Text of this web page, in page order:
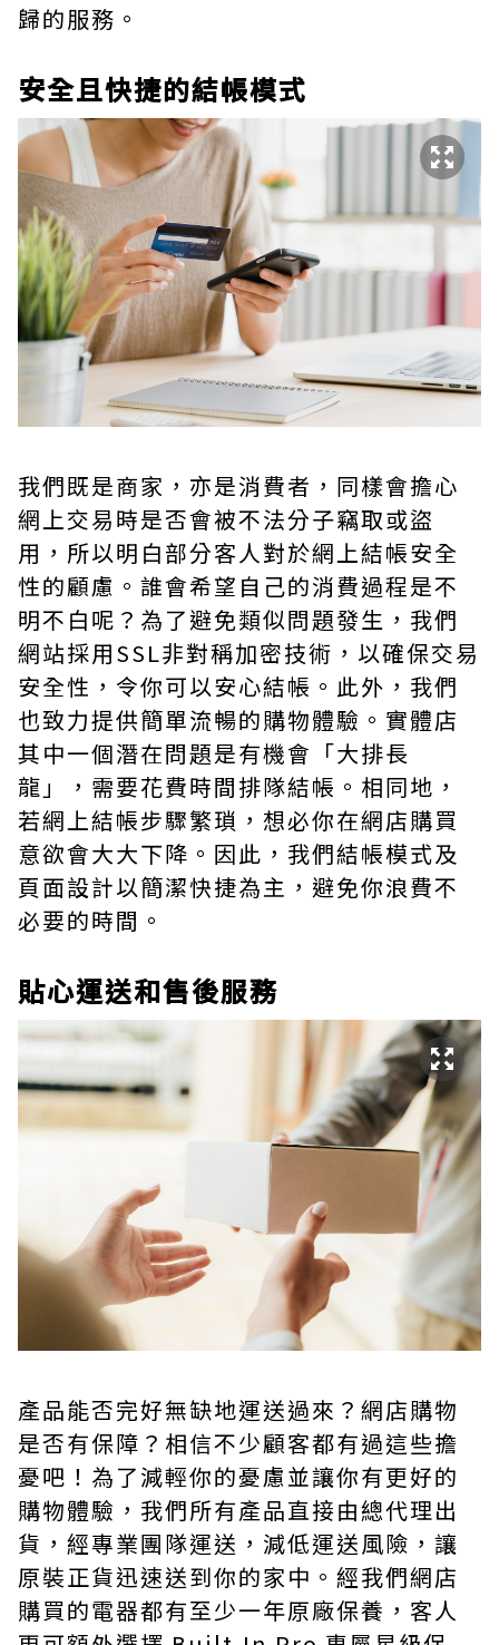
歸的服務。
安全且快捷的結帳模式
我們既是商家，亦是消費者，同樣會擔心
網上交易時是否會被不法分子竊取或盜
用，所以明白部分客人對於網上結帳安全
性的顧慮。誰會希望自己的消費過程是不
明不白呢？為了避免類似問題發生，我們
網站採用SSL非對稱加密技術，以確保交易
安全性，令你可以安心結帳。此外，我們
也致力提供簡單流暢的購物體驗。實體店
其中一個潛在問題是有機會「大排長
龍」，需要花費時間排隊結帳。相同地，
若網上結帳步驟繁瑣，想必你在網店購買
意欲會大大下降。因此，我們結帳模式及
頁面設計以簡潔快捷為主，避免你浪費不
必要的時間。
貼心運送和售後服務
產品能否完好無缺地運送過來？網店購物
是否有保障？相信不少顧客都有過這些擔
憂吧！為了減輕你的憂慮並讓你有更好的
購物體驗，我們所有產品直接由總代理出
貨，經專業團隊運送，減低運送風險，讓
原裝正貨迅速送到你的家中。經我們網店
購買的電器都有至少一年原廠保養，客人